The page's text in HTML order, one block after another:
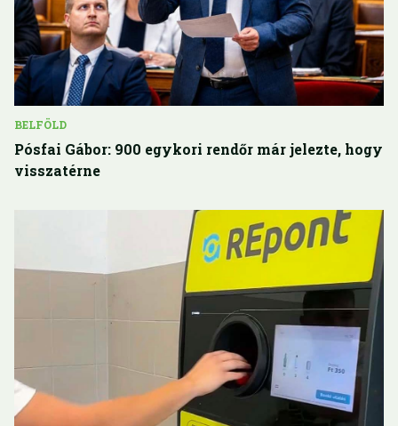
BELFÖLD
Pósfai Gábor: 900 egykori rendőr már jelezte, hogy
visszatérne